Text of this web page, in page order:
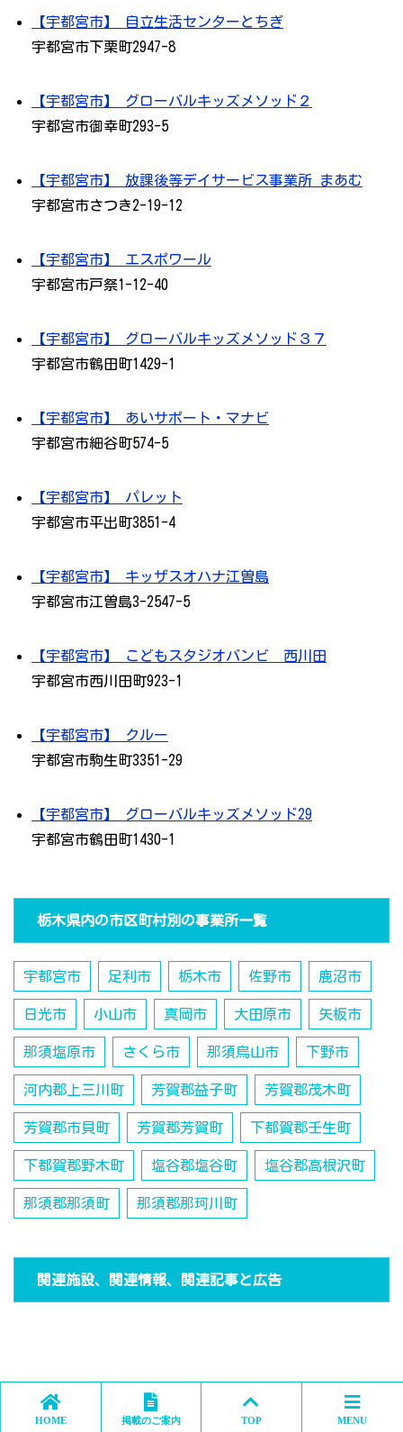
【宇都宮市】 自立生活センターとちぎ
宇都宮市下栗町2947-8
【宇都宮市】 グローバルキッズメソッド２
宇都宮市御幸町293-5
【宇都宮市】 放課後等デイサービス事業所 まあむ
宇都宮市さつき2-19-12
【宇都宮市】 エスポワール
宇都宮市戸祭1-12-40
【宇都宮市】 グローバルキッズメソッド３７
宇都宮市鶴田町1429-1
【宇都宮市】 あいサポート・マナビ
宇都宮市細谷町574-5
【宇都宮市】 パレット
宇都宮市平出町3851-4
【宇都宮市】 キッザスオハナ江曽島
宇都宮市江曽島3-2547-5
【宇都宮市】 こどもスタジオバンビ 西川田
宇都宮市西川田町923-1
【宇都宮市】 クルー
宇都宮市駒生町3351-29
【宇都宮市】 グローバルキッズメソッド29
宇都宮市鶴田町1430-1
栃木県内の市区町村別の事業所一覧
宇都宮市 足利市 栃木市 佐野市 鹿沼市
日光市 小山市 真岡市 大田原市 矢板市
那須塩原市 さくら市 那須烏山市 下野市
河内郡上三川町 芳賀郡益子町 芳賀郡茂木町
芳賀郡市貝町 芳賀郡芳賀町 下都賀郡壬生町
下都賀郡野木町 塩谷郡塩谷町 塩谷郡高根沢町
那須郡那須町 那須郡那珂川町
関連施設、関連情報、関連記事と広告
HOME 掲載のご案内 TOP MENU